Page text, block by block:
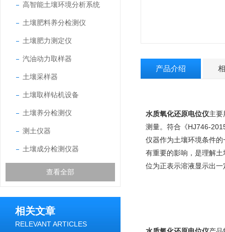
高智能土壤环境分析系统
土壤肥料养分检测仪
土壤肥力测定仪
汽油动力取样器
土壤采样器
土壤取样钻机设备
土壤养分检测仪
测土仪器
土壤成分检测仪器
查看全部
相关文章
RELEVANT ARTICLES
产品介绍
水质氧化还原电位仪主要
测量。符合《HJ746-
仪器作为土壤环境条件
有重要的影响，是理解
位为正表示溶液显示出